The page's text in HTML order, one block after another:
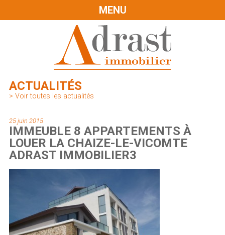
MENU
ACTUALITÉS
> Voir toutes les actualités
25 juin 2015
IMMEUBLE 8 APPARTEMENTS À
LOUER LA CHAIZE-LE-VICOMTE
ADRAST IMMOBILIER3